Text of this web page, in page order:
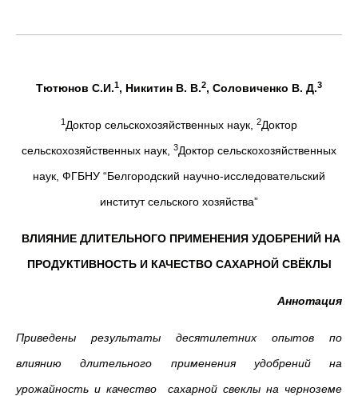
Тютюнов С.И.1, Никитин В. В.2, Соловиченко В. Д.3
1 Доктор сельскохозяйственных наук, 2Доктор
сельскохозяйственных наук,
3Доктор сельскохозяйственных
наук, ФГБНУ “Белгородский научно-исследовательский
институт сельского хозяйства”
ВЛИЯНИЕ ДЛИТЕЛЬНОГО ПРИМЕНЕНИЯ УДОБРЕНИЙ НА
ПРОДУКТИВНОСТЬ И КАЧЕСТВО САХАРНОЙ СВЁКЛЫ
Аннотация
Приведены результаты десятилетних опытов по
влиянию длительного применения удобрений на
урожайность и качество сахарной свеклы на черноземе